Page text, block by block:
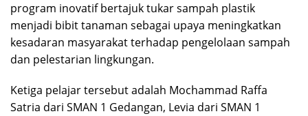
program inovatif bertajuk tukar sampah plastik
menjadi bibit tanaman sebagai upaya meningkatkan
kesadaran masyarakat terhadap pengelolaan sampah
dan pelestarian lingkungan.
Ketiga pelajar tersebut adalah Mochammad Raffa
Satria dari SMAN 1 Gedangan, Levia dari SMAN 1